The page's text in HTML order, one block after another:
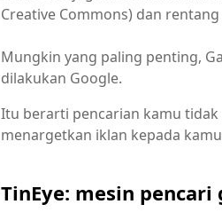
Creative Commons) dan
Mungkin yang paling penting,
dilakukan Google.
Itu berarti pencarian kamu
menargetkan iklan kepada
TinEye: mesin